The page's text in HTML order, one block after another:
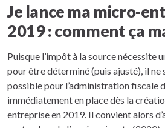
Je lance ma micro-
2019 : comment ça
Puisque l’impôt à la source nécessite
pour être déterminé (puis ajusté), il ne
possible pour l’administration fiscale
immédiatement en place dès la
entreprise en 2019. Il convient alors